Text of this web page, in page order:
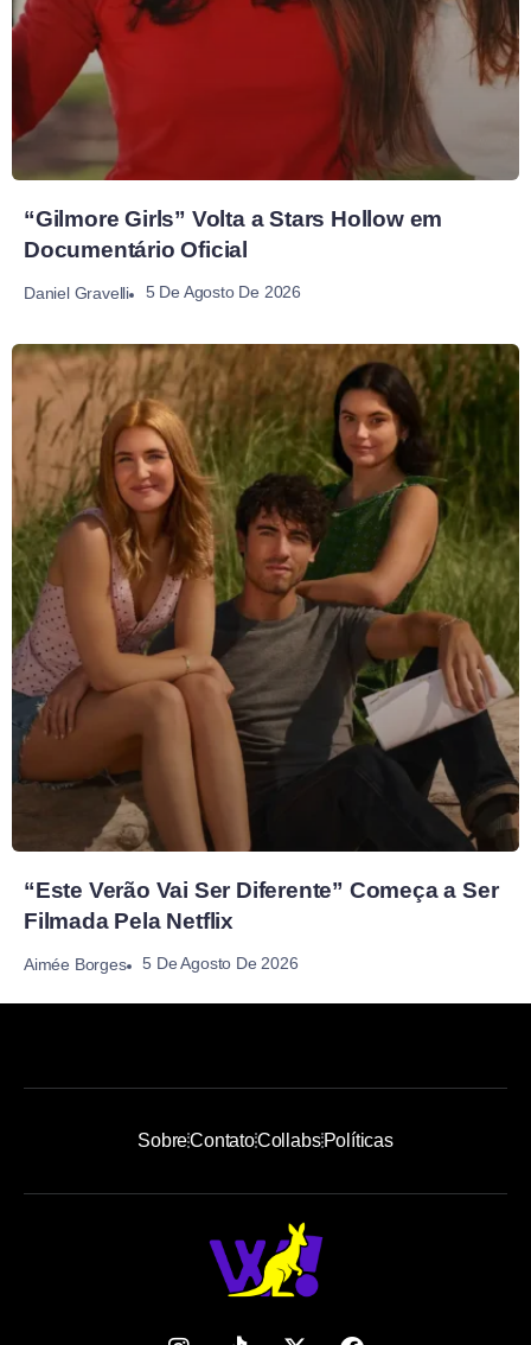
“Gilmore Girls” Volta a Stars Hollow em
Documentário Oficial
Daniel Gravelli 5 De Agosto De 2026
“Este Verão Vai Ser Diferente” Começa a Ser
Filmada Pela Netflix
Aimée Borges 5 De Agosto De 2026
SobreContatoCollabsPolíticas